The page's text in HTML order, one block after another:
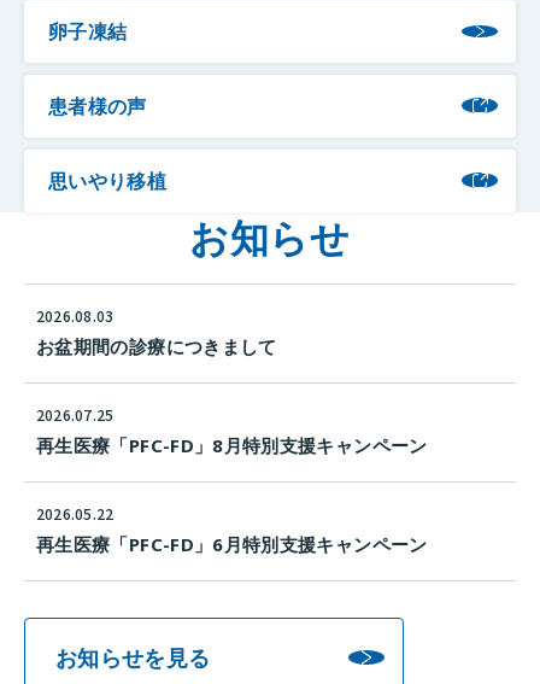
卵子凍結
患者様の声
思いやり移植
お知らせ
2026.08.03
お盆期間の診療につきまして
2026.07.25
再生医療「PFC-FD」8月特別支援キャンペーン
2026.05.22
再生医療「PFC-FD」6月特別支援キャンペーン
お知らせを見る